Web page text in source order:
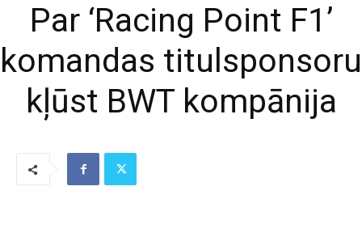
Par ‘Racing Point F1’
komandas titulsponsoru
kļūst BWT kompānija